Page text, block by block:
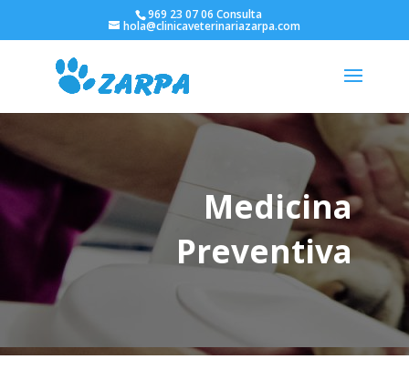
969 23 07 06 Consulta
hola@clinicaveterinariazarpa.com
Medicina
Preventiva